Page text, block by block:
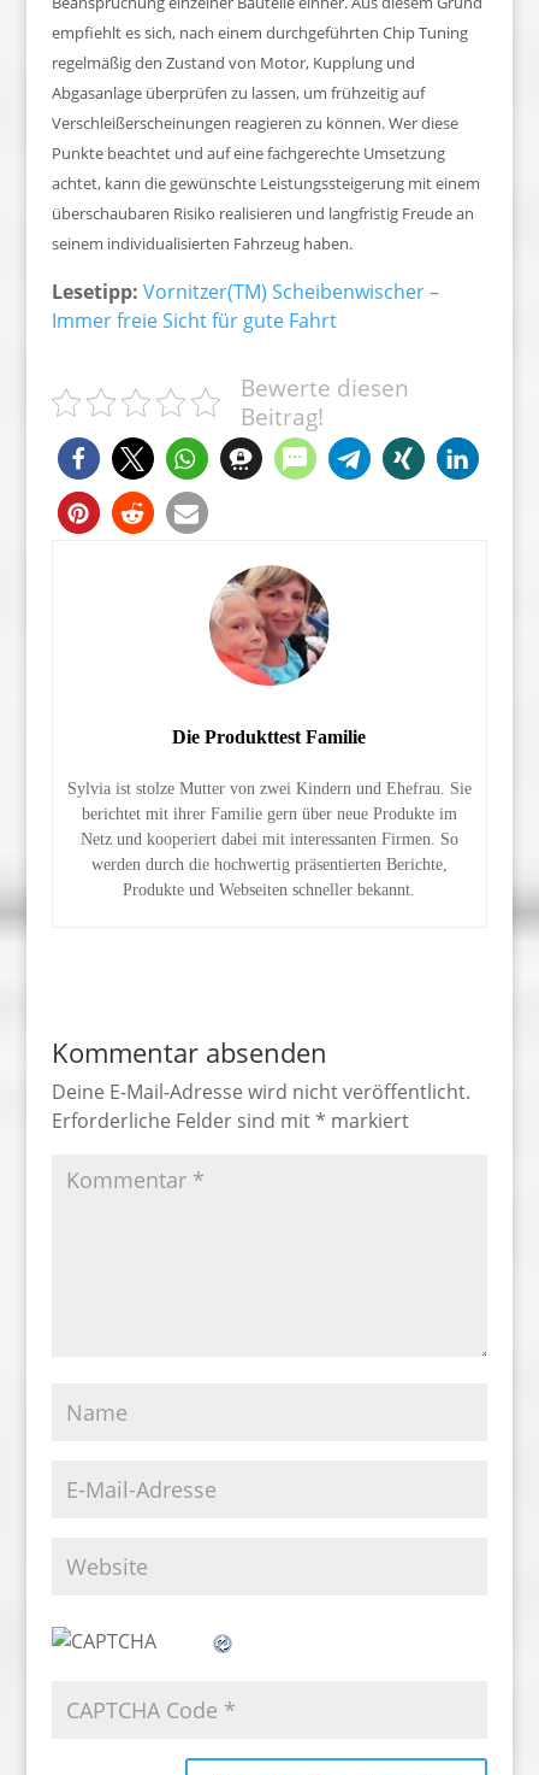
empfiehlt es sich, nach einem durchgeführten Chip Tuning
regelmäßig den Zustand von Motor, Kupplung und
Abgasanlage überprüfen zu lassen, um frühzeitig auf
Verschleißerscheinungen reagieren zu können. Wer diese
Punkte beachtet und auf eine fachgerechte Umsetzung
achtet, kann die gewünschte Leistungssteigerung mit einem
überschaubaren Risiko realisieren und langfristig Freude an
seinem individualisierten Fahrzeug haben.
Lesetipp: Vornitzer(TM) Scheibenwischer –
Immer freie Sicht für gute Fahrt
Bewerte diesen
Beitrag!
Die Produkttest Familie
Sylvia ist stolze Mutter von zwei Kindern und Ehefrau. Sie
berichtet mit ihrer Familie gern über neue Produkte im
Netz und kooperiert dabei mit interessanten Firmen. So
werden durch die hochwertig präsentierten Berichte,
Produkte und Webseiten schneller bekannt.
Kommentar absenden
Deine E-Mail-Adresse wird nicht veröffentlicht.
Erforderliche Felder sind mit* markiert